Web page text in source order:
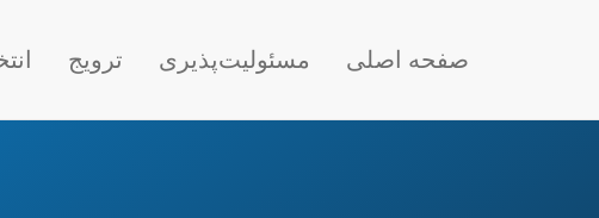
صفحه اصلی مسئولیت‌پذیری ترویج